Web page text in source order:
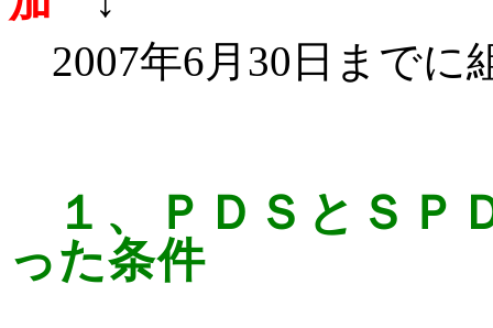
2007年6月30日までに
１、
ＰＤＳとＳＰ
った条件